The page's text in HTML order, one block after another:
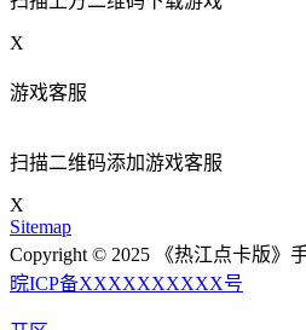
X
游戏客服
扫描二维码添加游戏客服
X
Sitemap
Copyright © 2025 《热江点卡版》
晥ICP备XXXXXXXXXX号